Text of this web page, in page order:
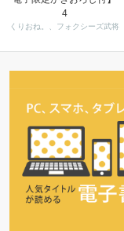
4
くりおね。、フォクシーズ武将